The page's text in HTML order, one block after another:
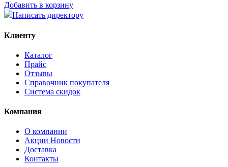
Добавить в корзину
Написать директору
Клиенту
Каталог
Прайс
Отзывы
Справочник покупателя
Система скидок
Компания
О компании
Aкции Новости
Доставка
Контакты